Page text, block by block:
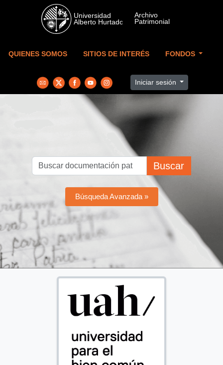
Skip to main content
QUIENES SOMOS SITIOS DE INTERÉS FONDOS
Iniciar sesión
Buscar
Búsqueda Avanzada »